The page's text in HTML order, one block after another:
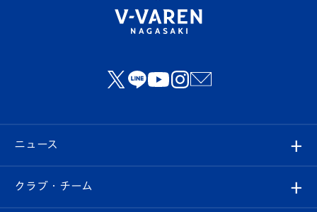
ニュース
すべて
クラブ・チーム